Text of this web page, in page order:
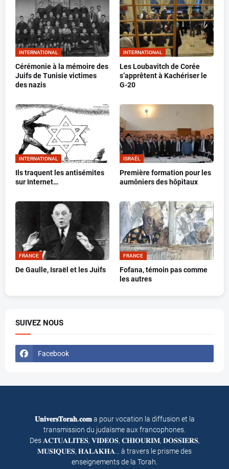
INTERNATIONAL
Cérémonie à la mémoire des
Juifs de Tunisie victimes
des nazis
INTERNATIONAL
Les Loubavitch de Corée
s’apprêtent à Kachériser le
G-20
INTERNATIONAL
Ils traquent les antisémites
sur Internet…
ISRAËL
Première formation pour les
aumôniers des hôpitaux
FRANCE
De Gaulle, Israël et les Juifs
FRANCE
Fofana, témoin pas comme
les autres
SUIVEZ NOUS
Facebook
𝐔𝐧𝐢𝐯𝐞𝐫𝐬𝐓𝐨𝐫𝐚𝐡.𝐜𝐨𝐦a pour vocation la diffusion et la
transmission du judaïsme aux francophones.
Des 𝐀𝐂𝐓𝐔𝐀𝐋𝐈𝐓𝐄𝐒, 𝐕𝐈𝐃𝐄𝐎𝐒, 𝐂𝐇𝐈𝐎𝐔𝐑𝐈𝐌, 𝐃𝐎𝐒𝐒𝐈𝐄𝐑𝐒,
𝐌𝐔𝐒𝐈𝐐𝐔𝐄𝐒, 𝐇𝐀𝐋𝐀𝐊𝐇𝐀… à travers le prisme des
enseignements de la Torah.